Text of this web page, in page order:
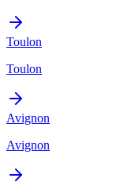
Toulon
Toulon
Avignon
Avignon